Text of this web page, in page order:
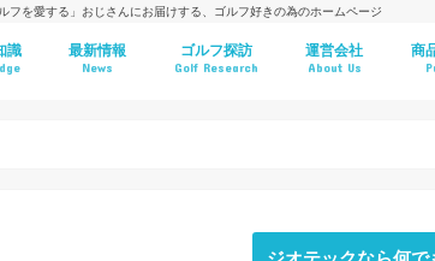
を愛する」おじさんにお届けする、ゴルフ好きの為のホームページ
識 最新情報
News
ゴルフ探訪
Golf Research
運営会社
About Us
商